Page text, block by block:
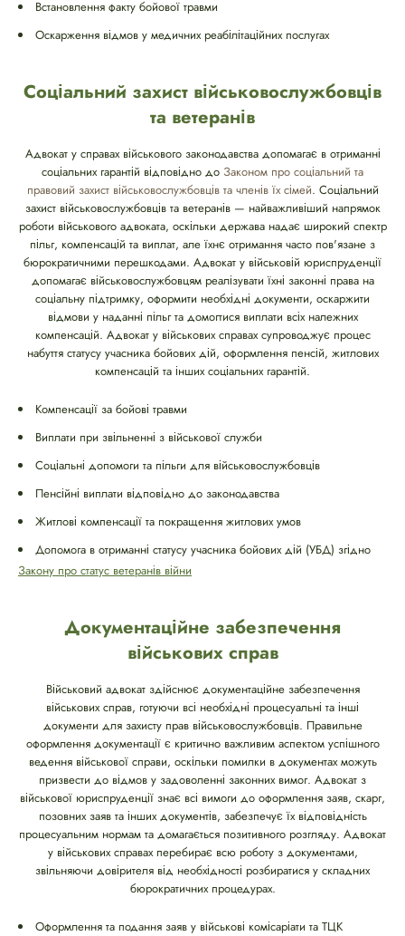
Встановлення факту бойової травми
Оскарження відмов у медичних реабілітаційних послугах
Соціальний захист військовослужбовців
та ветеранів
Адвокат у справах військового законодавства допомагає в отриманні
соціальних гарантій відповідно до Законом про соціальний та
правовий захист військовослужбовців та членів їх сімей. Соціальний
захист військовослужбовців та ветеранів — найважливіший напрямок
роботи військового адвоката, оскільки держава надає широкий спектр
пільг, компенсацій та виплат, але їхнє отримання часто пов'язане з
бюрократичними перешкодами. Адвокат у військовій юриспруденції
допомагає військовослужбовцям реалізувати їхні законні права на
соціальну підтримку, оформити необхідні документи, оскаржити
відмови у наданні пільг та домогтися виплати всіх належних
компенсацій. Адвокат у військових справах супроводжує процес
набуття статусу учасника бойових дій, оформлення пенсій, житлових
компенсацій та інших соціальних гарантій.
Компенсації за бойові травми
Виплати при звільненні з військової служби
Соціальні допомоги та пільги для військовослужбовців
Пенсійні виплати відповідно до законодавства
Житлові компенсації та покращення житлових умов
Допомога в отриманні статусу учасника бойових дій (УБД) згідно
Закону про статус ветеранів війни
Документаційне забезпечення
військових справ
Військовий адвокат здійснює документаційне забезпечення
військових справ, готуючи всі необхідні процесуальні та інші
документи для захисту прав військовослужбовців. Правильне
оформлення документації є критично важливим аспектом успішного
ведення військової справи, оскільки помилки в документах можуть
призвести до відмов у задоволенні законних вимог. Адвокат з
військової юриспруденції знає всі вимоги до оформлення заяв, скарг,
позовних заяв та інших документів, забезпечує їх відповідність
процесуальним нормам та домагається позитивного розгляду. Адвокат
у військових справах перебирає всю роботу з документами,
звільняючи довірителя від необхідності розбиратися у складних
бюрократичних процедурах.
Оформлення та подання заяв у військові комісаріати та ТЦК